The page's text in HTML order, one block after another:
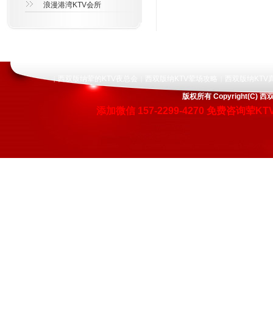
浪漫港湾KTV会所
|
版权所有 Copyright(C) 西
添加微信157-2299-4270 免费咨询荤